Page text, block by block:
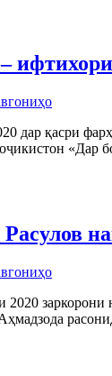
дар қасри
«Дар
заркорони